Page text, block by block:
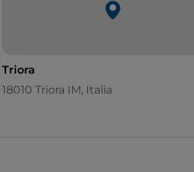
Triora
18010 Triora IM, Italia